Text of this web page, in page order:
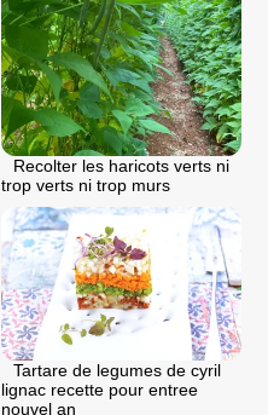
Recolter les haricots verts ni
trop verts ni trop murs
Tartare de legumes de cyril
lignac recette pour entree
nouvel an